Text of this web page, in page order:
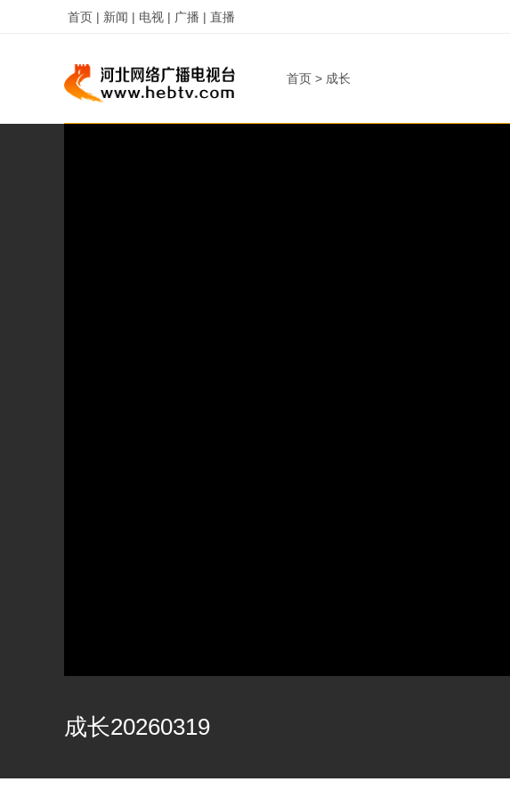
首页 | 新闻 | 电视 | 广播 | 直播
首页 > 成长
成长20260319